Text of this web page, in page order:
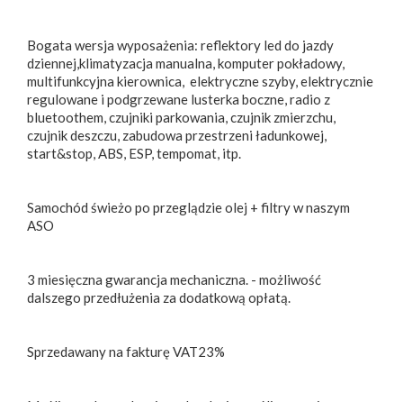
Bogata wersja wyposażenia: reflektory led do jazdy
dziennej,klimatyzacja manualna, komputer pokładowy,
multifunkcyjna kierownica, elektryczne szyby, elektrycznie
regulowane i podgrzewane lusterka boczne, radio z
bluetoothem, czujniki parkowania, czujnik zmierzchu,
czujnik deszczu, zabudowa przestrzeni ładunkowej,
start&stop, ABS, ESP, tempomat, itp.
Samochód świeżo po przeglądzie olej + filtry w naszym
ASO
3 miesięczna gwarancja mechaniczna. - możliwość
dalszego przedłużenia za dodatkową opłatą.
Sprzedawany na fakturę VAT23%